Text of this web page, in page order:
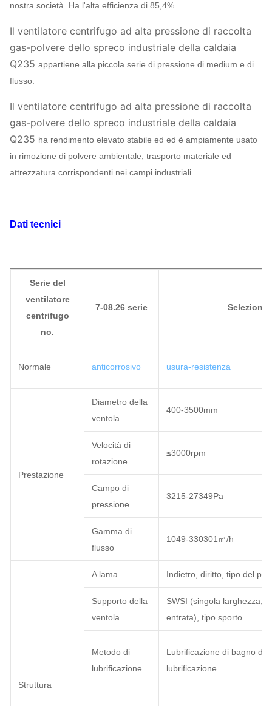
nostra società. Ha l'alta efficienza di 85,4%.
Il ventilatore centrifugo ad alta pressione di raccolta
gas-polvere dello spreco industriale della caldaia
Q235 appartiene alla piccola serie di pressione di medium e di
flusso.
Il ventilatore centrifugo ad alta pressione di raccolta
gas-polvere dello spreco industriale della caldaia
Q235 ha rendimento elevato stabile ed ed è ampiamente usato
in rimozione di polvere ambientale, trasporto materiale ed
attrezzatura corrispondenti nei campi industriali.
Dati tecnici
Serie del
ventilatore
centrifugo
no.
7-08.26 serie Selezione
Normale anticorrosivo usura-resistenza
Prestazione
Diametro della
ventola
400-3500mm
Velocità di
rotazione
≤3000rpm
Campo di
pressione
3215-27349Pa
Gamma di
flusso
1049-330301㎥/h
Struttura
A lama Indietro, diritto, tipo del
Supporto della
ventola
SWSI (singola larghezza,
entrata), tipo sporto
Metodo di
lubrificazione
Lubrificazione di bagno
lubrificazione